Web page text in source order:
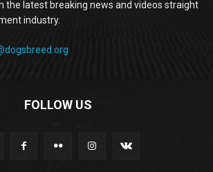
the latest breaking news and videos straight
industry.
FOLLOW US